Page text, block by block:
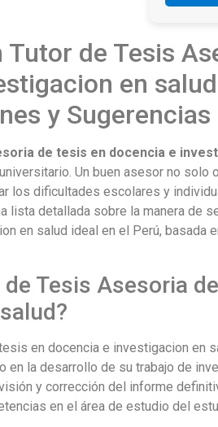
Tutor de Tesis
en
y Sugerencias
de tesis en docencia e
Un buen asesor no solo
los dificultades escolares y
lista detallada sobre la manera de
en salud ideal en el Perú, basada
de Tesis Asesoria
en docencia e investigacion en
en la desarrollo de su trabajo de
y corrección del informe
en el área de estudio del